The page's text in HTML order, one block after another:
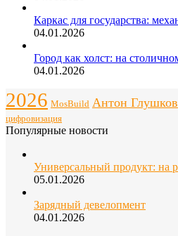
Каркас для государства:
04.01.2026
Город как холст: на
04.01.2026
2026 MosBuild Антон Глушков
цифровизация
Популярные новости
Универсальный продукт: на
05.01.2026
Зарядный девелопмент
04.01.2026